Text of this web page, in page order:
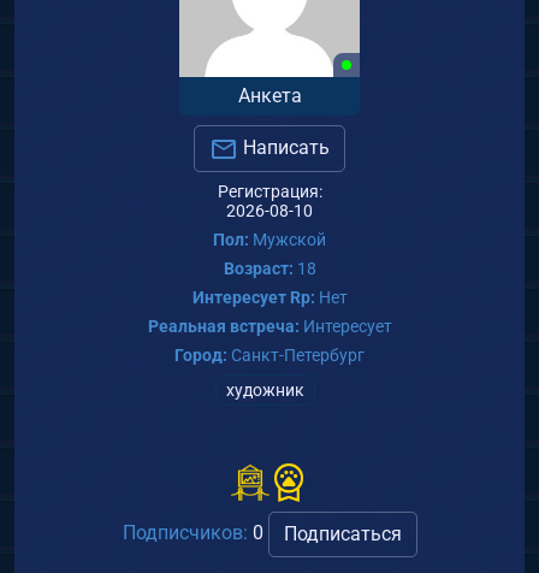
Анкета
Написать
Регистрация:
2026-08-10
Пол: Мужской
Возраст: 18
Интересует Rp: Нет
Реальная встреча: Интересует
Город: Санкт-Петербург
художник
Подписчиков: 0 Подписаться